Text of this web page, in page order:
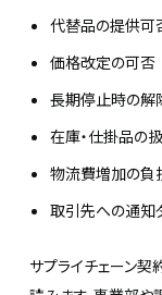
代替品の提供可
価格改定の可否
長期停止時の解
在庫・仕掛品の
物流費増加の負
取引先への通知
サプライチェーン